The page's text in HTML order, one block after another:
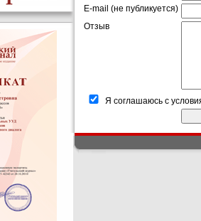
E-mail (не публикуется)
Отзыв
Я соглашаюсь с